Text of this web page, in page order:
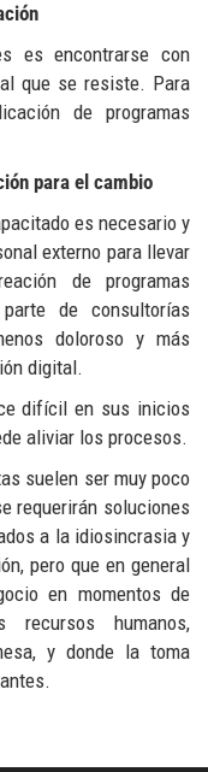
es encontrarse con
que se resiste. Para
de programas
para el cambio
es necesario y
externo para llevar
de programas
de consultorías
doloroso y más
digital.
difícil en sus inicios
aliviar los procesos.
suelen ser muy poco
requerirán soluciones
a la idiosincrasia y
pero que en general
en momentos de
recursos humanos,
y donde la toma